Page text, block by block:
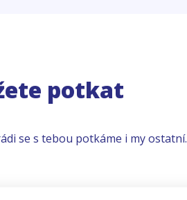
potkat
se s tebou potkáme i my ostatní.